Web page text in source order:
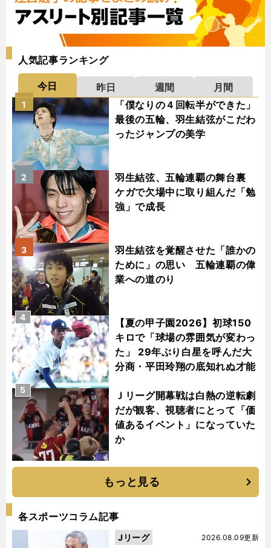
人気記事ランキング
今日 昨日 週間
月間
「僕なりの４回転半ができた」
最後の五輪、羽生結弦がこだわ
ったジャンプの美学
1
羽生結弦、五輪連覇の舞台裏
ケガで欠場中に取り組んだ「勉
強」で成長
2
羽生結弦を覚醒させた「誰かの
ために」の思い 五輪連覇の偉
業への道のり
3
【夏の甲子園2026】初球150
キロで「球場の雰囲気が変わっ
た」 29年ぶり白星を呼んだ大
分商・平田玲翔の底知れぬ才能
4
Ｊリーグ開幕戦は白熱の逆転劇
だが観客、視聴者にとって「価
値あるイベント」になっていた
か
5
もっと見る
各スポーツコラム記事
2026.08.09更新
Jリーグ